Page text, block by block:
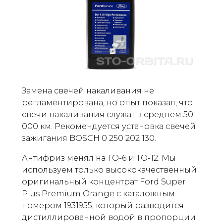
Замена свечей накаливания не
регламентирована, но опыт показал, что
свечи накаливания служат в среднем 50
000 км. Рекомендуется установка свечей
зажигания BOSCH 0 250 202 130.
Антифриз менял на ТО-6 и ТО-12. Мы
используем только высококачественный
оригинальный концентрат Ford Super
Plus Premium Orange с каталожным
номером 1931955, который разводится
дистиллированной водой в пропорции